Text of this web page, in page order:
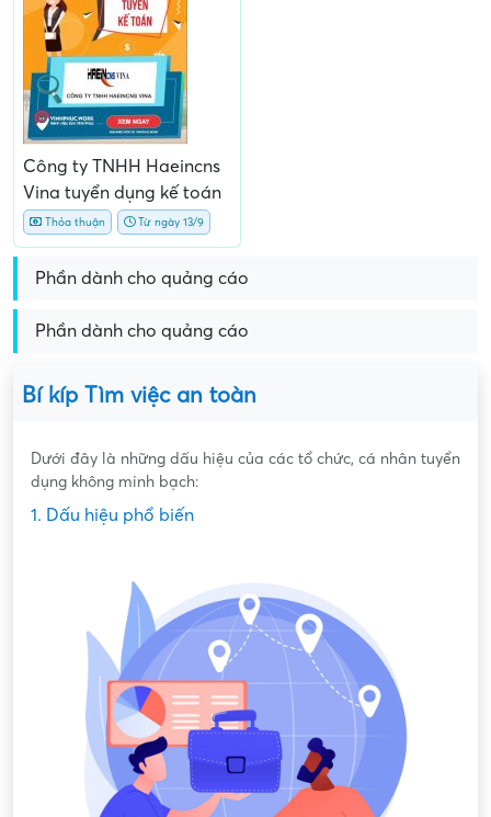
Công ty TNHH Haeincns
Vina tuyển dụng kế toán
Thỏa thuận Từ ngày 13/9
Phần dành cho quảng cáo
Phần dành cho quảng cáo
Bí kíp Tìm việc an toàn
Dưới đây là những dấu hiệu của các tổ chức, cá nhân tuyển
dụng không minh bạch:
1. Dấu hiệu phổ biến